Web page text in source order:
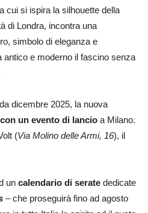
cui si ispira la silhouette della
di Londra, incontra una
simbolo di eleganza e
antico e moderno il fascino senza
dicembre 2025, la nuova
un evento di lancio a Milano.
(Via Molino delle Armi, 16), il
un calendario di serate dedicate
– che proseguirà fino ad agosto